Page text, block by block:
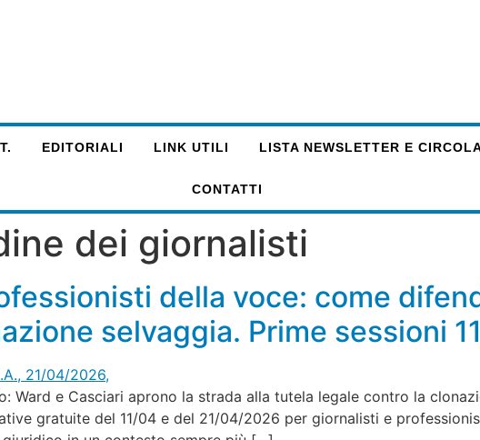
EDITORIALI LINK UTILI LISTA NEWSLETTER E
CONTATTI
dei giornalisti
della voce: come
selvaggia. Prime sessioni
Ward e Casciari aprono la strada alla tutela legale contro la
gratuite del 11/04 e del 21/04/2026 per giornalisti e